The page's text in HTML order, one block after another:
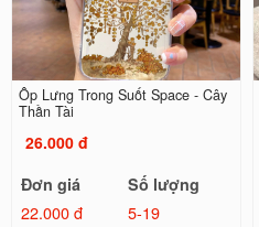
Ốp Lưng Trong Suốt Space - Cây
Thần Tài
26.000 đ
Đơn giá
Số lượng
22.000 đ
5-19